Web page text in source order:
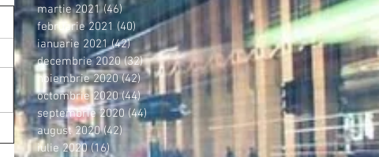
martie 2021 (46)46 postări
februarie 2021 (40)40 postări
ianuarie 2021 (42)42 postări
decembrie 2020 (32)32 postări
noiembrie 2020 (42) 42 postări
octombrie 2020 (44)44 postări
septembrie 2020 (44)44 postări
august 2020 (42)42 postări
iulie 2020 (16)16 postări